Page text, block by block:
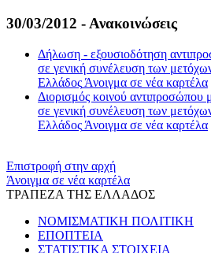
30/03/2012 - Ανακοινώσεις
Δήλωση - εξουσιοδότηση
σε γενική συνέλευση των
Ελλάδος Άνοιγμα σε νέα καρτέλα
Διορισμός κοινού αντιπροσώπου
σε γενική συνέλευση των
Ελλάδος Άνοιγμα σε νέα καρτέλα
Επιστροφή στην αρχή
Άνοιγμα σε νέα καρτέλα
ΤΡΑΠΕΖΑ ΤΗΣ ΕΛΛΑΔΟΣ
ΝΟΜΙΣΜΑΤΙΚΗ ΠΟΛΙΤΙΚΗ
ΕΠΟΠΤΕΙΑ
ΣΤΑΤΙΣΤΙΚΑ ΣΤΟΙΧΕΙΑ